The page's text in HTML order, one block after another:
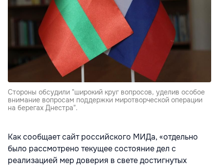
Стороны обсудили "широкий круг вопросов, уделив особое
внимание вопросам поддержки миротворческой операции
на берегах Днестра".
Как сообщает сайт российского МИДа, «отдельно
было рассмотрено текущее состояние дел с
реализацией мер доверия в свете достигнутых